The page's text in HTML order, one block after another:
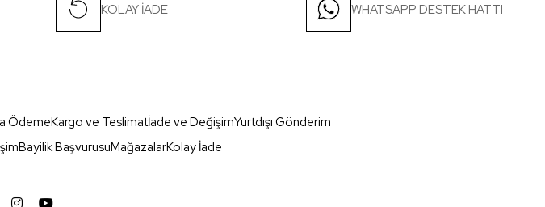
KOLAY İADE WHATSAPP DESTEK HATTI
ÖdemeKargo ve Teslimatİade ve DeğişimYurtdışı Gönderim
Bayilik BaşvurusuMağazalarKolay İade